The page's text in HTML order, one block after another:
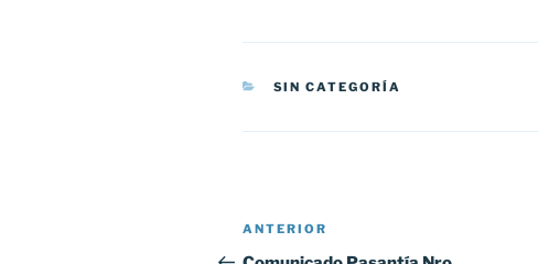
CATEGORÍAS
SIN CATEGORÍA
Navegación
Entrada
anterior:
ANTERIOR